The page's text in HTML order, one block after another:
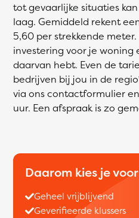
tot gevaarlijke situaties
laag. Gemiddeld rekent
5,60 per strekkende
investering voor je
daarvan hebt. Even de
bedrijven bij jou in de
via ons contactformulier
uur. Een afspraak is zo
Daarom kies je
Geheel vrijblijvend
Geverifieerde klussers